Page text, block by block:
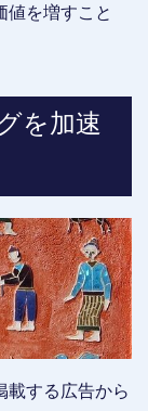
値を増すこと
を加速
載する広告から